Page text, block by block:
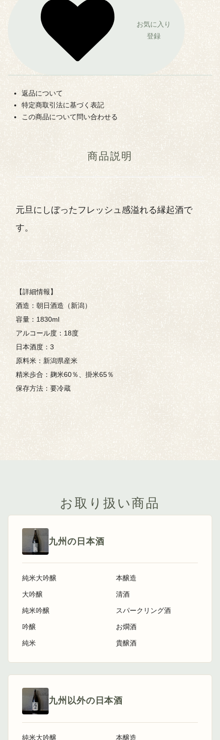
お気に入り
登録
返品について
特定商取引法に基づく表記
この商品について問い合わせる
商品説明
元旦にしぼったフレッシュ感溢れる縁起酒で
す。
【詳細情報】
酒造：朝日酒造（新潟）
容量：1830ml
アルコール度：18度
日本酒度：3
原料米：新潟県産米
精米歩合：麹米60％、掛米65％
保存方法：要冷蔵
お取り扱い商品
九州の日本酒
純米大吟醸
大吟醸
純米吟醸
吟醸
純米
本醸造
清酒
スパークリング酒
お燗酒
貴醸酒
九州以外の日本酒
純米大吟醸 本醸造